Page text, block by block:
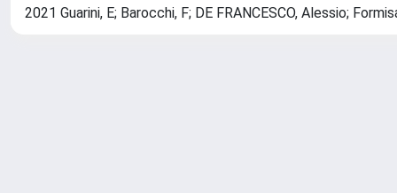
2021 Guarini, E; Barocchi, F; DE FRANCESCO, Alessio;